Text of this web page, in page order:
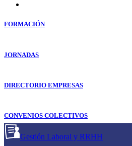
FORMACIÓN
JORNADAS
DIRECTORIO EMPRESAS
CONVENIOS COLECTIVOS
Gestión Laboral y RRHH